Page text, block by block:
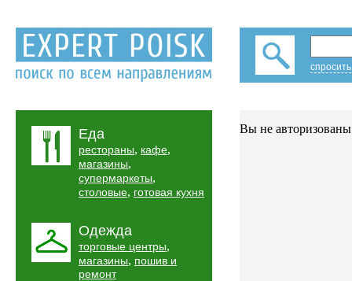
Еда
рестораны, кафе,
магазины,
супермаркеты,
столовые, готовая кухня
Одежда
торговые центры,
магазины, пошив и
ремонт
Вы не